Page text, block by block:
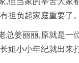
担负起家庭重要了
总姜丽丽,原就是一
姐小小年纪就出来